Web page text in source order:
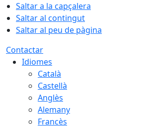
Saltar a la capçalera
Saltar al contingut
Saltar al peu de pàgina
Contactar
Idiomes
Català
Castellà
Anglès
Alemany
Francès